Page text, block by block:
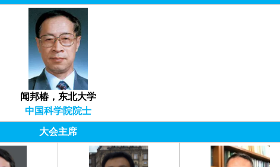
闻邦椿，东北大学
中国科学院院士
大会主席